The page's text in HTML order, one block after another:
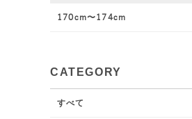
170cm〜174cm
CATEGORY
すべて